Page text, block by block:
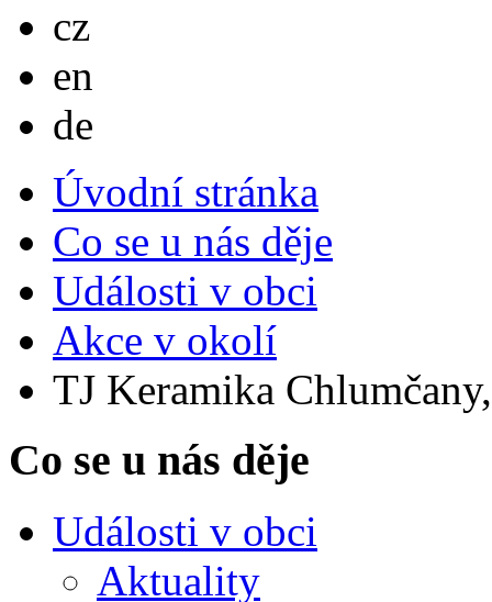
cz
en
de
Úvodní stránka
Co se u nás děje
Události v obci
Akce v okolí
TJ Keramika
Co se u nás děje
Události v obci
Aktuality